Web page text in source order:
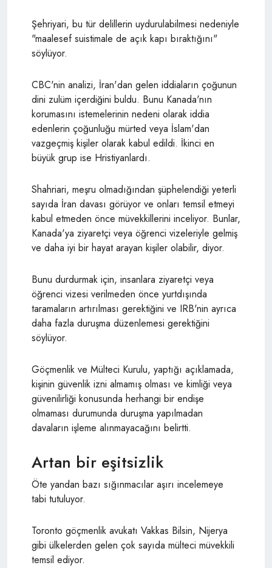
Şehriyari, bu tür delillerin uydurulabilmesi nedeniyle
"maalesef suistimale de açık kapı bıraktığını"
söylüyor.
CBC'nin analizi, İran'dan gelen iddiaların çoğunun
dini zulüm içerdiğini buldu. Bunu Kanada'nın
korumasını istemelerinin nedeni olarak iddia
edenlerin çoğunluğu mürted veya İslam'dan
vazgeçmiş kişiler olarak kabul edildi. İkinci en
büyük grup ise Hristiyanlardı.
Shahriari, meşru olmadığından şüphelendiği yeterli
sayıda İran davası görüyor ve onları temsil etmeyi
kabul etmeden önce müvekkillerini inceliyor. Bunlar,
Kanada'ya ziyaretçi veya öğrenci vizeleriyle gelmiş
ve daha iyi bir hayat arayan kişiler olabilir, diyor.
Bunu durdurmak için, insanlara ziyaretçi veya
öğrenci vizesi verilmeden önce yurtdışında
taramaların artırılması gerektiğini ve IRB'nin ayrıca
daha fazla duruşma düzenlemesi gerektiğini
söylüyor.
Göçmenlik ve Mülteci Kurulu, yaptığı açıklamada,
kişinin güvenlik izni almamış olması ve kimliği veya
güvenilirliği konusunda herhangi bir endişe
olmaması durumunda duruşma yapılmadan
davaların işleme alınmayacağını belirtti.
Artan bir eşitsizlik
Öte yandan bazı sığınmacılar aşırı incelemeye
tabi tutuluyor.
Toronto göçmenlik avukatı Vakkas Bilsin, Nijerya
gibi ülkelerden gelen çok sayıda mülteci müvekkili
temsil ediyor.